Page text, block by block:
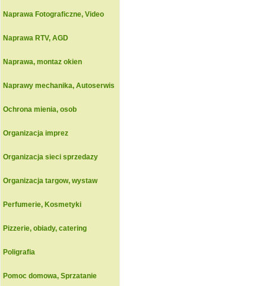
Naprawa Fotograficzne, Video
Naprawa RTV, AGD
Naprawa, montaz okien
Naprawy mechanika, Autoserwis
Ochrona mienia, osob
Organizacja imprez
Organizacja sieci sprzedazy
Organizacja targow, wystaw
Perfumerie, Kosmetyki
Pizzerie, obiady, catering
Poligrafia
Pomoc domowa, Sprzatanie